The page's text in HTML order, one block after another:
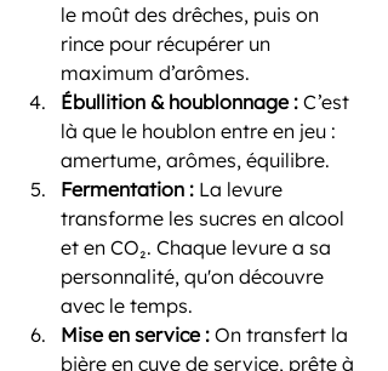
le moût des drêches, puis on
rince pour récupérer un
maximum d’arômes.
Ébullition & houblonnage : C’est
là que le houblon entre en jeu :
amertume, arômes, équilibre.
Fermentation : La levure
transforme les sucres en alcool
et en CO₂. Chaque levure a sa
personnalité, qu'on découvre
avec le temps.
Mise en service : On transfert la
bière en cuve de service, prête à